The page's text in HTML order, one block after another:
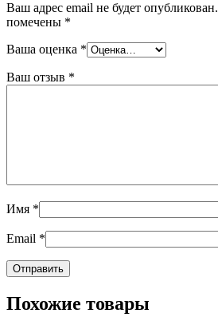
Ваш адрес email не будет опубликован.
помечены *
Ваша оценка *
Ваш отзыв *
Имя *
Email *
Похожие товары